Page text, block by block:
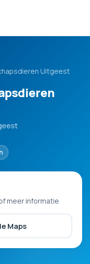
Uitgeest
meer informatie
Maps